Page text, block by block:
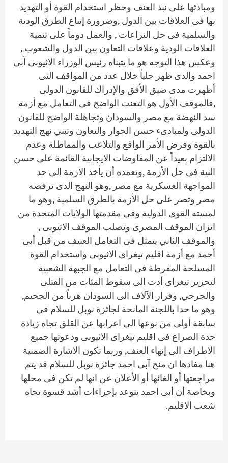
ومبادئها على نبذ العنف وحظر استخدام القوة أو التهديد
بها فى العلاقات بين الدول ,وضرورة إتباع الطرق الودية
والسلمية فى حل النزاعات , والعمل دوماً على تنمية
العلاقات الودية وعلاقات التعاون بين الدول والشعوب ,
وعكس هذا التوجه هو ما يتبناه رئيس الوزراء الاثيوبى آبى
احمد والذى ظهر جلياً خلال عدد من المواقف التى
أظهرت مدى ضيق الأفق والإدراك للقانون الدولى
,فالموقف الأول هو التعنت الواضح فى التعامل مع أزمة
سد النهضة مع مصر والسودان وتجاهلة الواضح للقانون
الدولى ولمبادىء حسن الجوار والتعاون وتبني نهج التهديد
بالقوة وفرض الأمر الواقع والتلاعب والمماطلة وعدم
الالتزام بعيداً عن المفاوضات الايجابية القائمة على حسن
النية فى حل الأزمة ,وتعمده أن يأخذ الازمة الى حد
المواجهة العسكرية مع مصر ,وهو النهج الذى ترفضه
مصر وتصر على حل الأزمة بالطرق السلمية ,وهو ما
لمسته القوى الدولية وفى مقدمتها الولايات المتحدة من
اتزان الموقف المصرى وتصلب الموقف الاثيوبى ,
والموقف الثاني يتمثل فى التعامل العنيف من قبل أبى
أحمد مع أزمة اقليم تيغراى الاثيوبى واستخدام القوة
المسلحة المفرطة فى التعامل مع الجبهة الشعبية
لتحرير تيغراى أدت الى سقوط المئات من القتلى
والجرحي, وفرار الآلاف الى السودان هرباً من الجحيم,
وهو ما حدا باللجنة المانحة لجائزة نوبل للسلام فى
سابقة أولى من نوعها الى اعرابها عن القلق تجاه زيادة
حدة الصراع فى اقليم تيغراى الاثيوبى ودعوتها جميع
الاطراف الى إنهاء العنف, وربما تكون الاشارة الضمنية
هنا مفادها ان منح آبى احمد جائزة نوبل للسلام قد يتم
مراجعتها أو الغائها أو الأعلان عن انها لم تكن فى محلها
وبخاصة أن أبى احمد يتوعد بإجراءات أشد قسوة تجاه
شعب الاقليم.